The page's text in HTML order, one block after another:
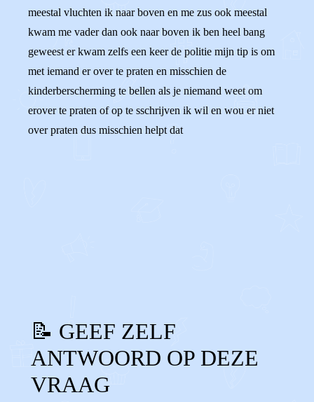
meestal vluchten ik naar boven en me zus ook meestal
kwam me vader dan ook naar boven ik ben heel bang
geweest er kwam zelfs een keer de politie mijn tip is om
met iemand er over te praten en misschien de
kinderberscherming te bellen als je niemand weet om
erover te praten of op te sschrijven ik wil en wou er niet
over praten dus misschien helpt dat
📝 GEEF ZELF
ANTWOORD OP DEZE
VRAAG